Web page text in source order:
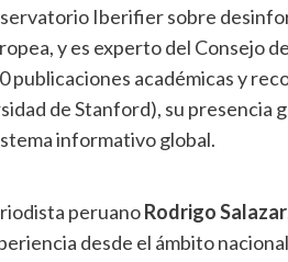
Iberifier sobre
y es experto del Consejo
publicaciones académicas y
de Stanford), su presencia
informativo global.
peruanoRodrigo Salazar
desde el ámbito